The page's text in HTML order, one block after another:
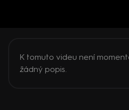
K tomuto videu není
žádný popis.